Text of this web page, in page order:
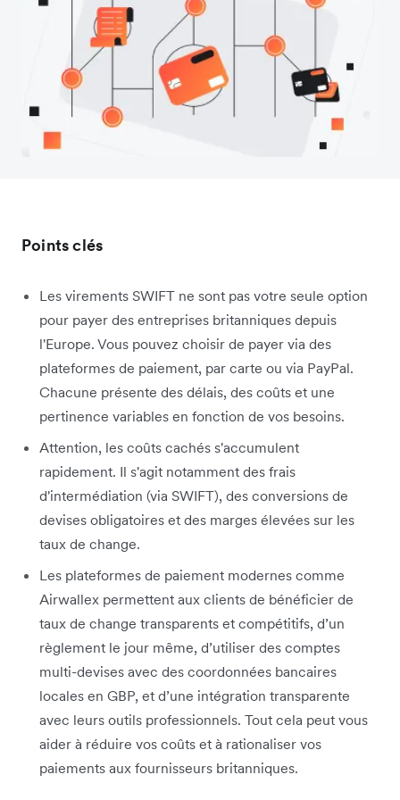
Points clés
Les virements SWIFT ne sont pas votre seule option
pour payer des entreprises britanniques depuis
l'Europe. Vous pouvez choisir de payer via des
plateformes de paiement, par carte ou via PayPal.
Chacune présente des délais, des coûts et une
pertinence variables en fonction de vos besoins.
Attention, les coûts cachés s'accumulent
rapidement. Il s'agit notamment des frais
d'intermédiation (via SWIFT), des conversions de
devises obligatoires et des marges élevées sur les
taux de change.
Les plateformes de paiement modernes comme
Airwallex permettent aux clients de bénéficier de
taux de change transparents et compétitifs, d’un
règlement le jour même, d’utiliser des comptes
multi-devises avec des coordonnées bancaires
locales en GBP, et d’une intégration transparente
avec leurs outils professionnels. Tout cela peut vous
aider à réduire vos coûts et à rationaliser vos
paiements aux fournisseurs britanniques.